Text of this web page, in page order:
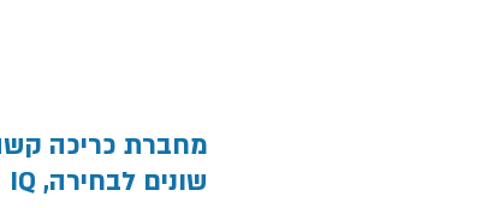
שונים לבחירה, IQ